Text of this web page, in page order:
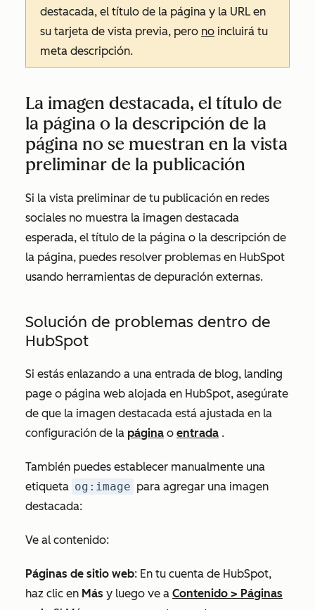
destacada, el título de la página y la URL en
su tarjeta de vista previa, pero no incluirá tu
meta descripción.
La imagen destacada, el título de
la página o la descripción de la
página no se muestran en la vista
preliminar de la publicación
Si la vista preliminar de tu publicación en redes
sociales no muestra la imagen destacada
esperada, el título de la página o la descripción de
la página, puedes resolver problemas en HubSpot
usando herramientas de depuración externas.
Solución de problemas dentro de
HubSpot
Si estás enlazando a una entrada de blog, landing
page o página web alojada en HubSpot, asegúrate
de que la imagen destacada está ajustada en la
configuración de la página o entrada .
También puedes establecer manualmente una
etiqueta og:image para agregar una imagen
destacada:
Ve al contenido:
Páginas de sitio web: En tu cuenta de HubSpot,
haz clic en Más y luego ve a Contenido > Páginas